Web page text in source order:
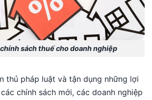
sách thuế cho doanh nghiệp
thủ pháp luật và tận dụng những lợi
chính sách mới, các doanh nghiệp